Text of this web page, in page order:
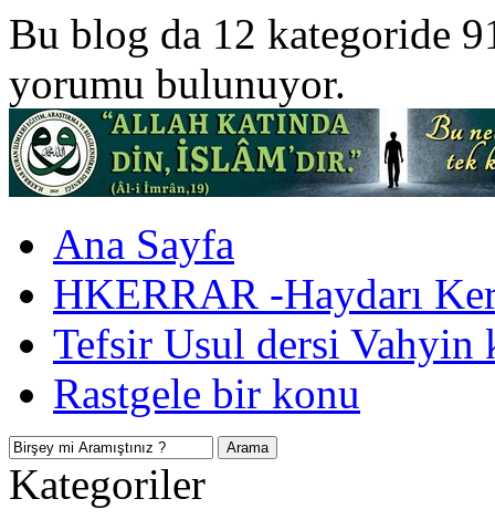
Bu blog da 12 kategoride
yorumu bulunuyor.
Ana Sayfa
HKERRAR -Haydarı
Tefsir Usul dersi Vahyin
Rastgele bir konu
Kategoriler